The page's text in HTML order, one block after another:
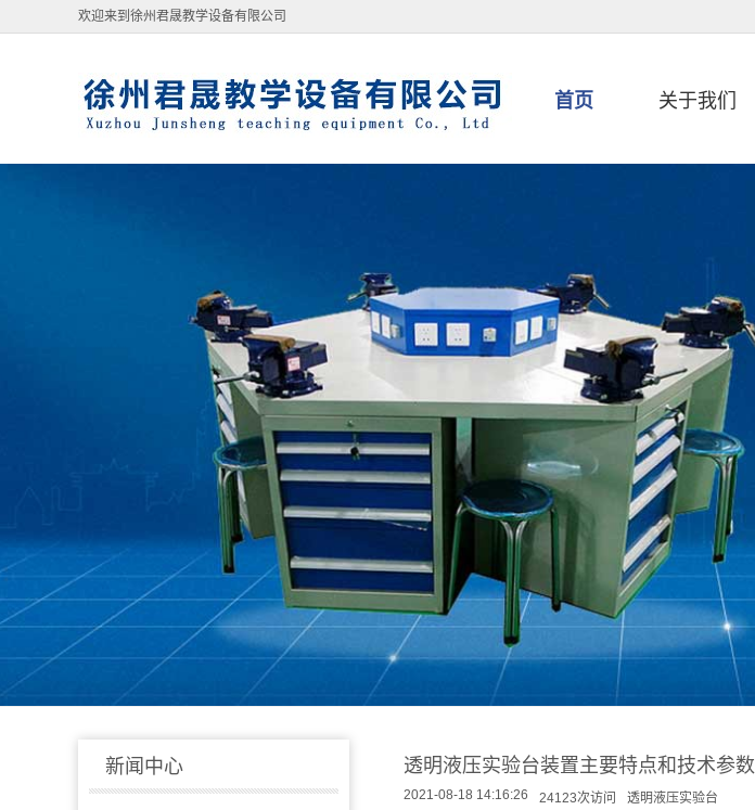
欢迎来到徐州君晟教学设备有限公司
首页 关于我们
新闻中心 透明液压实验台装置主要特点和技术参数
2021-08-18 14:16:26 24123次访问 透明液压实验台